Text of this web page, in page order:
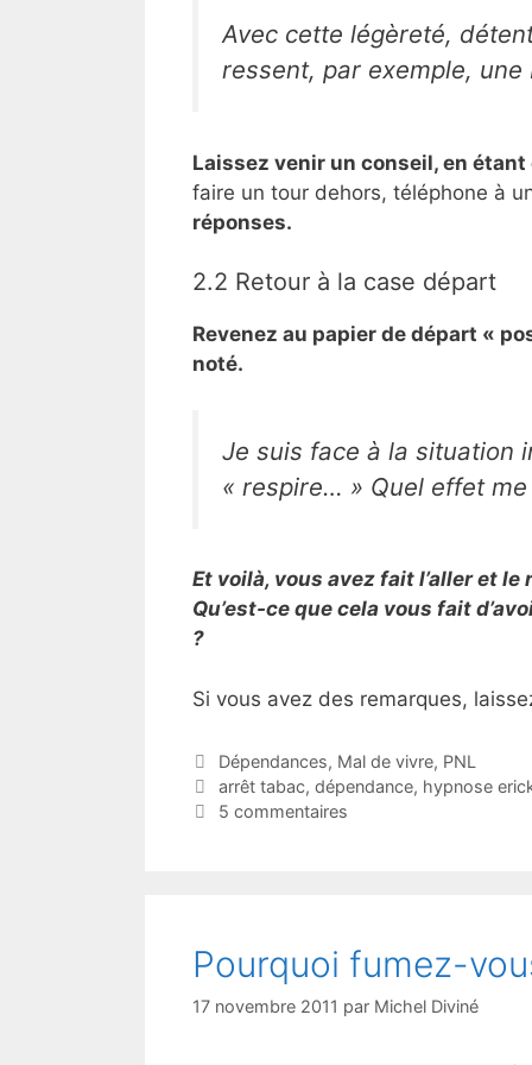
Avec cette légèreté,
ressent, par exemple, une
Laissez venir un conseil, en
faire un tour dehors, téléphone à
réponses.
2.2 Retour à la case départ
Revenez au papier de départ «
noté.
Je suis face à la situation
« respire… » Quel effet
Et voilà, vous avez fait l’aller et
Qu’est-ce que cela vous fait
?
Si vous avez des remarques,
Catégories
Dépendances, Mal de vivre, PNL
Étiquettes
arrêt tabac, dépendance, hypnose
5 commentaires
Pourquoi fumez-
17 novembre 2011 par Michel Diviné